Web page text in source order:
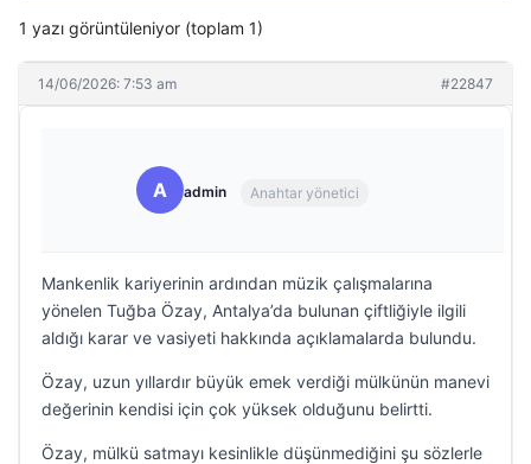
1 yazı görüntüleniyor (toplam 1)
14/06/2026: 7:53 am #22847
A admin Anahtar yönetici
Mankenlik kariyerinin ardından müzik çalışmalarına
yönelen Tuğba Özay, Antalya’da bulunan çiftliğiyle ilgili
aldığı karar ve vasiyeti hakkında açıklamalarda bulundu.
Özay, uzun yıllardır büyük emek verdiği mülkünün manevi
değerinin kendisi için çok yüksek olduğunu belirtti.
Özay, mülkü satmayı kesinlikle düşünmediğini şu sözlerle